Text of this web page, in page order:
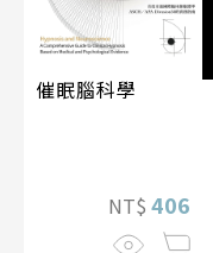
催眠腦科學
NT$ 406